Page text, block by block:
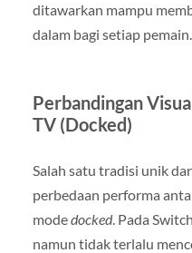
ditawarkan mampu
dalam bagi setiap pemain.
Perbandingan
TV (Docked)
Salah satu tradisi unik
perbedaan performa
modedocked. Pada
namun tidak terlalu